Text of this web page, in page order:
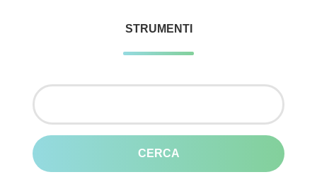
STRUMENTI
Ricerca